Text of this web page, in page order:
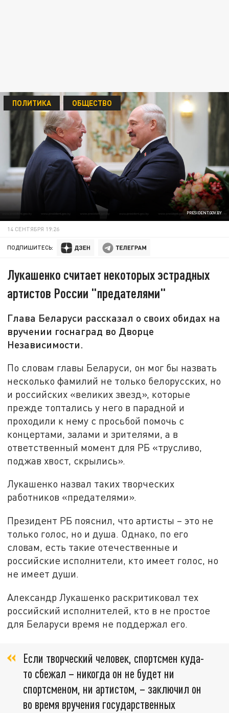
PRESIDENT.GOV.BY
ПОЛИТИКА ОБЩЕСТВО
14 СЕНТЯБРЯ 19:26
ПОДПИШИТЕСЬ:
Лукашенко считает некоторых эстрадных
артистов России "предателями"
Глава Беларуси рассказал о своих обидах на
вручении госнаград во Дворце
Независимости.
По словам главы Беларуси, он мог бы назвать
несколько фамилий не только белорусских, но
и российских «великих звезд», которые
прежде топтались у него в парадной и
проходили к нему с просьбой помочь с
концертами, залами и зрителями, а в
ответственный момент для РБ «трусливо,
поджав хвост, скрылись».
Лукашенко назвал таких творческих
работников «предателями».
Президент РБ пояснил, что артисты – это не
только голос, но и душа. Однако, по его
словам, есть такие отечественные и
российские исполнители, кто имеет голос, но
не имеет души.
Александр Лукашенко раскритиковал тех
российский исполнителей, кто в не простое
для Беларуси время не поддержал его.
Если творческий человек, спортсмен куда-
то сбежал – никогда он не будет ни
спортсменом, ни артистом, – заключил он
во время вручения государственных